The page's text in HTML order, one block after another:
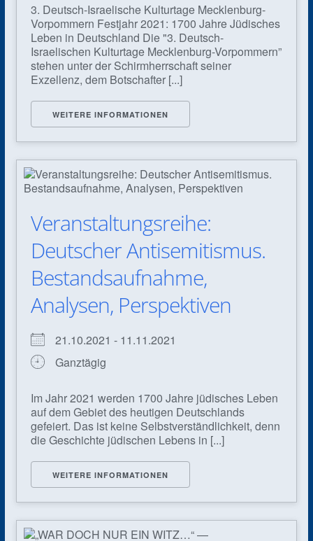
3. Deutsch-Israelische Kulturtage Mecklenburg-
Vorpommern Festjahr 2021: 1700 Jahre Jüdisches
Leben in Deutschland Die "3. Deutsch-
Israelischen Kulturtage Mecklenburg-Vorpommern”
stehen unter der Schirmherrschaft seiner
Exzellenz, dem Botschafter [...]
WEITERE INFORMATIONEN
Veranstaltungsreihe:
Deutscher Antisemitismus.
Bestandsaufnahme,
Analysen, Perspektiven
21.10.2021 - 11.11.2021
Ganztägig
Im Jahr 2021 werden 1700 Jahre jüdisches Leben
auf dem Gebiet des heutigen Deutschlands
gefeiert. Das ist keine Selbstverständlichkeit, denn
die Geschichte jüdischen Lebens in [...]
WEITERE INFORMATIONEN